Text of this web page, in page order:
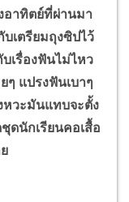
อาทิตย์ที่ผ่านมา
เตรียมถุงซิปไว้
เรื่องฟันไม่ไหว
ๆ แปรงฟันเบาๆ
วะมันแทบจะตั้ง
ดนักเรียนคอเสื้อ